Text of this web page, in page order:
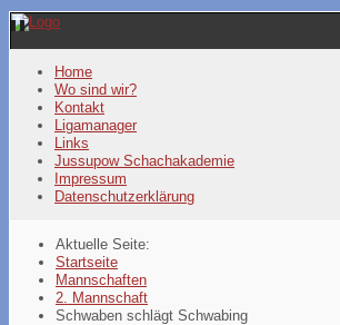
Home
Wo sind wir?
Kontakt
Ligamanager
Links
Jussupow Schachakademie
Impressum
Datenschutzerklärung
Aktuelle Seite:
Startseite
Mannschaften
2. Mannschaft
Schwaben schlägt Schwabing
Year
Month
Year
Month